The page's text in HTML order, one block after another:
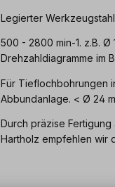
Legierter Werkzeugstahl
500 - 2800 min-1. z.B. Ø
Drehzahldiagramme im
Für Tieflochbohrungen
Abbundanlage. < Ø 24
Durch präzise
Hartholz empfehlen wir